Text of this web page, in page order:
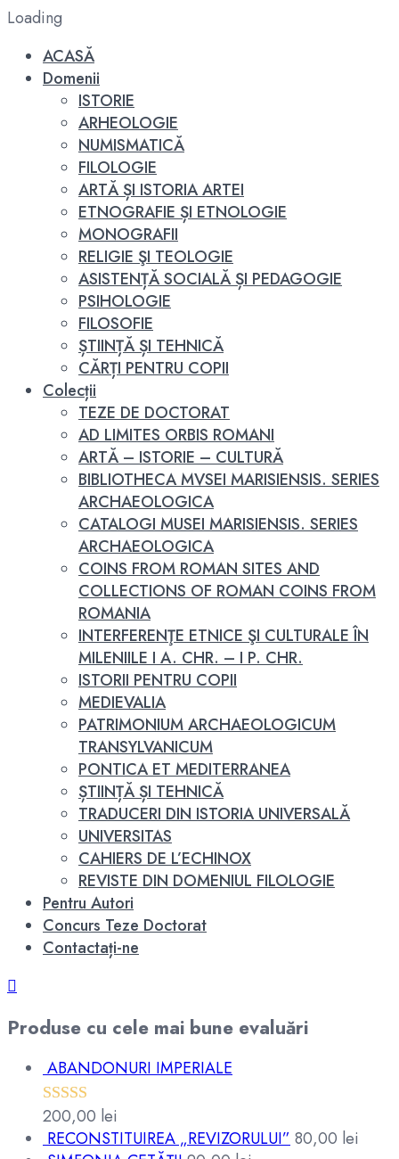
Loading
ACASĂ
Domenii
ISTORIE
ARHEOLOGIE
NUMISMATICĂ
FILOLOGIE
ARTĂ ȘI ISTORIA ARTEI
ETNOGRAFIE ȘI ETNOLOGIE
MONOGRAFII
RELIGIE ŞI TEOLOGIE
ASISTENȚĂ SOCIALĂ ȘI PEDAGOGIE
PSIHOLOGIE
FILOSOFIE
ȘTIINȚĂ ȘI TEHNICĂ
CĂRȚI PENTRU COPII
Colecții
TEZE DE DOCTORAT
AD LIMITES ORBIS ROMANI
ARTĂ – ISTORIE – CULTURĂ
BIBLIOTHECA MVSEI MARISIENSIS. SERIES
ARCHAEOLOGICA
CATALOGI MUSEI MARISIENSIS. SERIES
ARCHAEOLOGICA
COINS FROM ROMAN SITES AND
COLLECTIONS OF ROMAN COINS FROM
ROMANIA
INTERFERENŢE ETNICE ŞI CULTURALE ÎN
MILENIILE I A. CHR. – I P. CHR.
ISTORII PENTRU COPII
MEDIEVALIA
PATRIMONIUM ARCHAEOLOGICUM
TRANSYLVANICUM
PONTICA ET MEDITERRANEA
ȘTIINȚĂ ȘI TEHNICĂ
TRADUCERI DIN ISTORIA UNIVERSALĂ
UNIVERSITAS
CAHIERS DE L’ECHINOX
REVISTE DIN DOMENIUL FILOLOGIE
Pentru Autori
Concurs Teze Doctorat
Contactați-ne
Produse cu cele mai bune evaluări
ABANDONURI IMPERIALE
Evaluat la
5.00din 5
200,00 lei
RECONSTITUIREA „REVIZORULUI”80,00 lei